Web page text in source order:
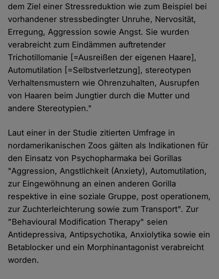
dem Ziel einer Stressreduktion wie zum Beispiel bei
vorhandener stressbedingter Unruhe, Nervosität,
Erregung, Aggression sowie Angst. Sie wurden
verabreicht zum Eindämmen auftretender
Trichotillomanie [=Ausreißen der eigenen Haare],
Automutilation [=Selbstverletzung], stereotypen
Verhaltensmustern wie Ohrenzuhalten, Ausrupfen
von Haaren beim Jungtier durch die Mutter und
andere Stereotypien."
Laut einer in der Studie zitierten Umfrage in
nordamerikanischen Zoos gälten als Indikationen für
den Einsatz von Psychopharmaka bei Gorillas
"Aggression, Angstlichkeit (Anxiety), Automutilation,
zur Eingewöhnung an einen anderen Gorilla
respektive in eine soziale Gruppe, post operationem,
zur Zuchterleichterung sowie zum Transport". Zur
"Behavioural Modification Therapy" seien
Antidepressiva, Antipsychotika, Anxiolytika sowie ein
Betablocker und ein Morphinantagonist verabreicht
worden.